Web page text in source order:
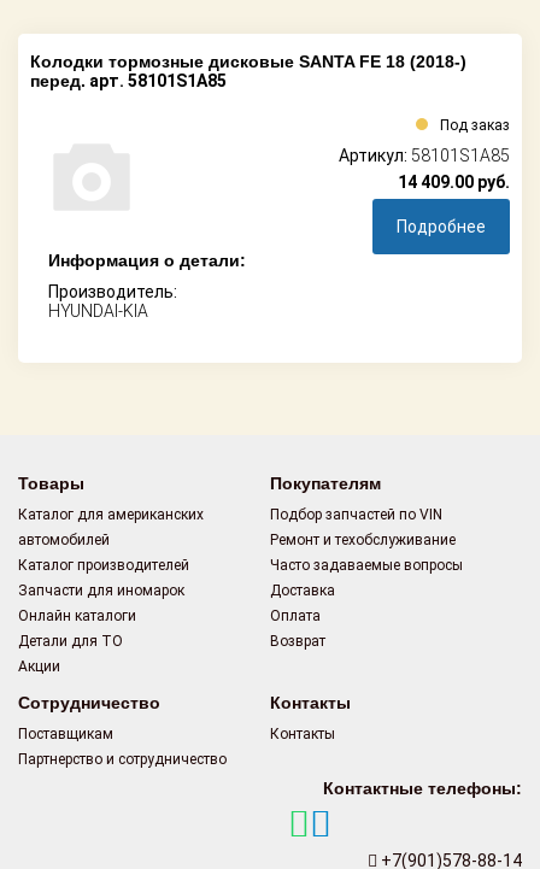
Как оформить
заказ
Колодки тормозные дисковые SANTA FE 18 (2018-)
перед. арт. 58101S1A85
Информация о детали:
Производитель:
HYUNDAI-KIA
Под заказ
Артикул: 58101S1A85
14 409.00 руб.
Подробнее
Товары
Каталог для американских
автомобилей
Каталог производителей
Запчасти для иномарок
Онлайн каталоги
Детали для ТО
Акции
Покупателям
Подбор запчастей по VIN
Ремонт и техобслуживание
Часто задаваемые вопросы
Доставка
Оплата
Возврат
Сотрудничество
Поставщикам
Партнерство и сотрудничество
Контакты
Контакты
Контактные телефоны:
+7(901)578-88-14